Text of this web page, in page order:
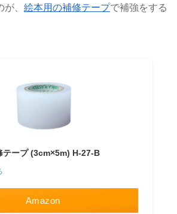
、 絵本用の補修テープで補強をする
テープ (3cm×5m) H-27-B
Amazon